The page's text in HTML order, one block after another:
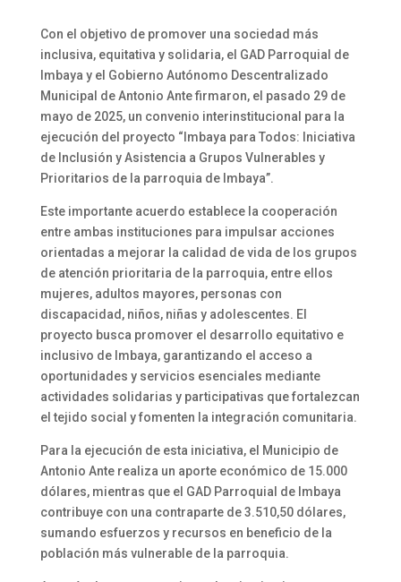
Con el objetivo de promover una sociedad más
inclusiva, equitativa y solidaria, el GAD Parroquial de
Imbaya y el Gobierno Autónomo Descentralizado
Municipal de Antonio Ante firmaron, el pasado 29 de
mayo de 2025, un convenio interinstitucional para la
ejecución del proyecto “Imbaya para Todos: Iniciativa
de Inclusión y Asistencia a Grupos Vulnerables y
Prioritarios de la parroquia de Imbaya”.
Este importante acuerdo establece la cooperación
entre ambas instituciones para impulsar acciones
orientadas a mejorar la calidad de vida de los grupos
de atención prioritaria de la parroquia, entre ellos
mujeres, adultos mayores, personas con
discapacidad, niños, niñas y adolescentes. El
proyecto busca promover el desarrollo equitativo e
inclusivo de Imbaya, garantizando el acceso a
oportunidades y servicios esenciales mediante
actividades solidarias y participativas que fortalezcan
el tejido social y fomenten la integración comunitaria.
Para la ejecución de esta iniciativa, el Municipio de
Antonio Ante realiza un aporte económico de 15.000
dólares, mientras que el GAD Parroquial de Imbaya
contribuye con una contraparte de 3.510,50 dólares,
sumando esfuerzos y recursos en beneficio de la
población más vulnerable de la parroquia.